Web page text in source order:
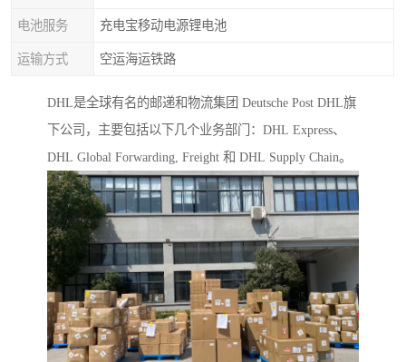
电池服务 充电宝移动电源锂电池
运输方式 空运海运铁路
DHL是全球有名的邮递和物流集团 Deutsche Post DHL旗
下公司，主要包括以下几个业务部门：DHL Express、
DHL Global Forwarding, Freight 和 DHL Supply Chain。